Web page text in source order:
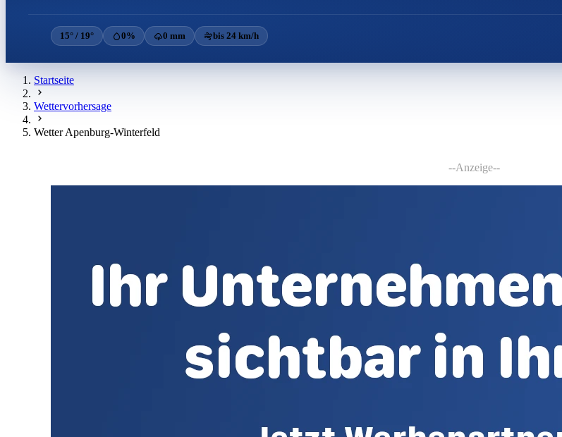
15° / 19° 0% 0 mm bis 24 km/h
Startseite
Wettervorhersage
Wetter Apenburg-Winterfeld
--Anzeige--